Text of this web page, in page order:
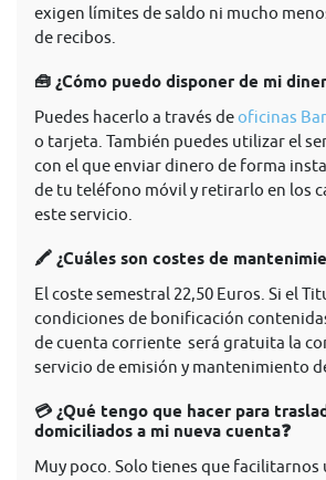
exigen límites de saldo ni mucho
de recibos.
🧰 ¿Cómo puedo disponer de mi
Puedes hacerlo a través deoficinas
o tarjeta. También puedes utilizar el
con el que enviar dinero de forma
de tu teléfono móvil y retirarlo en los
este servicio.
🖍 ¿Cuáles son costes de
El coste semestral 22,50 Euros. Si el
condiciones de bonificación
de cuenta corriente será gratuita la
servicio de emisión y mantenimiento
💳 ¿Qué tengo que hacer para
domiciliados a mi nueva cuenta❓
Muy poco. Solo tienes que facilitarnos